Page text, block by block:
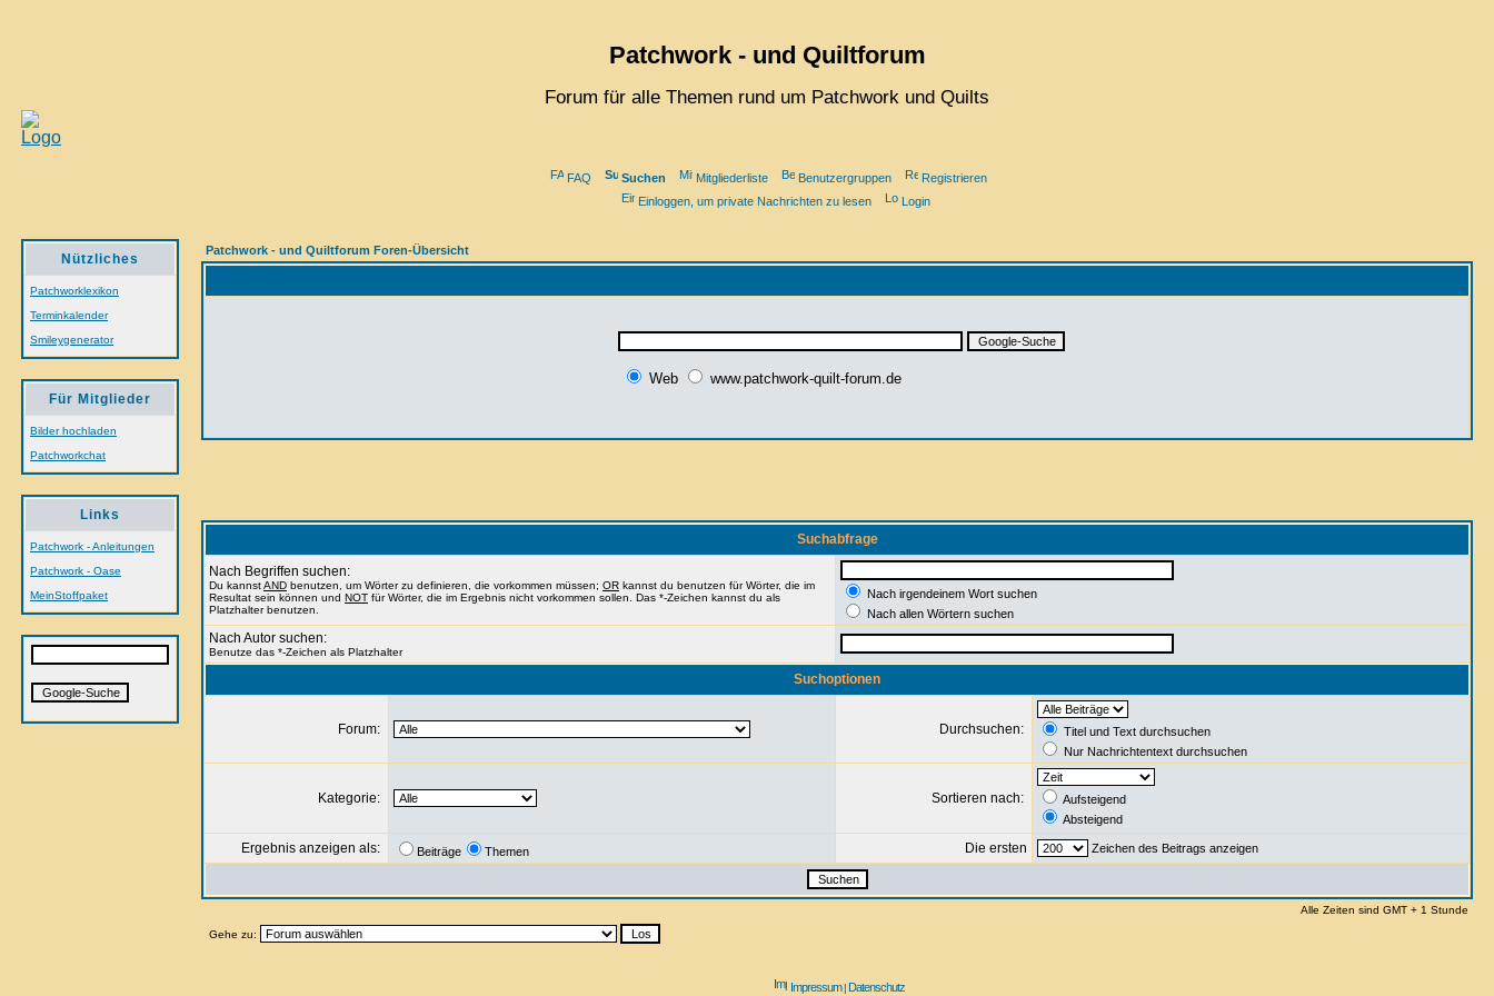
Patchwork - und Quiltforum
Forum für alle Themen rund um Patchwork und Quilts
FAQ Suchen Mitgliederliste Benutzergruppen
Registrieren
Einloggen, um private Nachrichten zu lesen
Login
Nützliches
Patchworklexikon
Terminkalender
Smileygenerator
Für Mitglieder
Bilder hochladen
Patchworkchat
Links
Patchwork - Anleitungen
Patchwork - Oase
MeinStoffpaket
Patchwork - und Quiltforum Foren-Übersicht
Web www.patchwork-quilt-forum.de
Suchabfrage
Nach Begriffen suchen:
Du kannstAND benutzen, um Wörter zu definieren, die vorkommen müssen; OR kannst du benutzen für Wörter, die im
Resultat sein können und NOT für Wörter, die im Ergebnis nicht vorkommen sollen. Das *-Zeichen kannst du als
Platzhalter benutzen.
Nach irgendeinem Wort suchen
Nach allen Wörtern suchen
Nach Autor suchen:
Benutze das *-Zeichen als Platzhalter
Suchoptionen
Forum: Durchsuchen:
Titel und Text durchsuchen
Nur Nachrichtentext durchsuchen
Kategorie: Sortieren nach:
Aufsteigend
Absteigend
Ergebnis anzeigen als: Beiträge Themen Die ersten Zeichen des Beitrags anzeigen
Alle Zeiten sind GMT + 1 Stunde
Gehe zu:
Impressum| Datenschutz